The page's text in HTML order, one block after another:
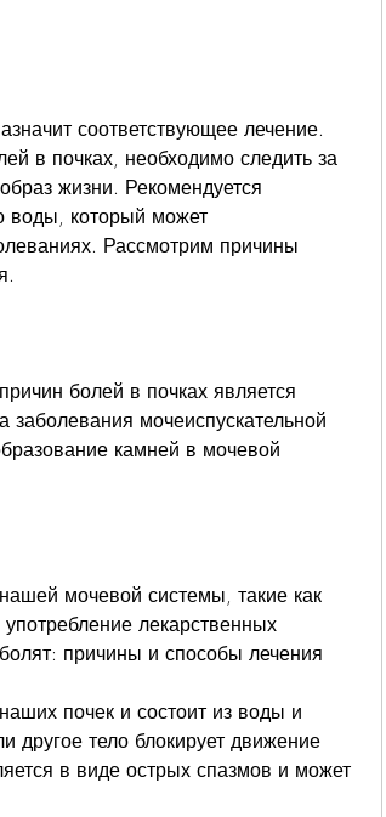
в почках, необходимо следить за
жизни. Рекомендуется
воды, который может
Рассмотрим причины
болей в почках является
заболевания мочеиспускательной
камней в мочевой
мочевой системы, такие как
лекарственных
причины и способы лечения
почек и состоит из воды и
другое тело блокирует движение
в виде острых спазмов и может